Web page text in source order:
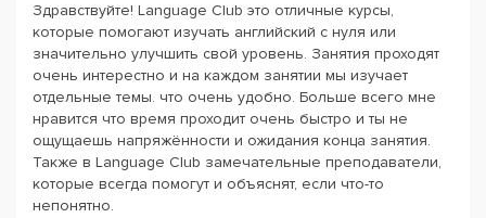
Здравствуйте! Language Club это отличные курсы,
которые помогают изучать английский с нуля или
значительно улучшить свой уровень. Занятия проходят
очень интерестно и на каждом занятии мы изучает
отдельные темы. что очень удобно. Больше всего мне
нравится что время проходит очень быстро и ты не
ощущаешь напряжённости и ожидания конца занятия.
Также в Language Club замечательные преподаватели,
которые всегда помогут и объяснят, если что-то
непонятно.